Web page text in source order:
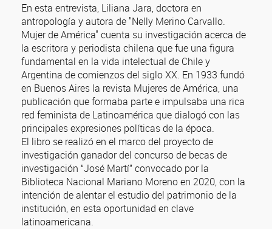
En esta entrevista, Liliana Jara, doctora en
antropología y autora de "Nelly Merino Carvallo.
Mujer de América" cuenta su investigación acerca de
la escritora y periodista chilena que fue una figura
fundamental en la vida intelectual de Chile y
Argentina de comienzos del siglo XX. En 1933 fundó
en Buenos Aires la revista Mujeres de América, una
publicación que formaba parte e impulsaba una rica
red feminista de Latinoamérica que dialogó con las
principales expresiones políticas de la época.
El libro se realizó en el marco del proyecto de
investigación ganador del concurso de becas de
investigación “José Martí” convocado por la
Biblioteca Nacional Mariano Moreno en 2020, con la
intención de alentar el estudio del patrimonio de la
institución, en esta oportunidad en clave
latinoamericana.